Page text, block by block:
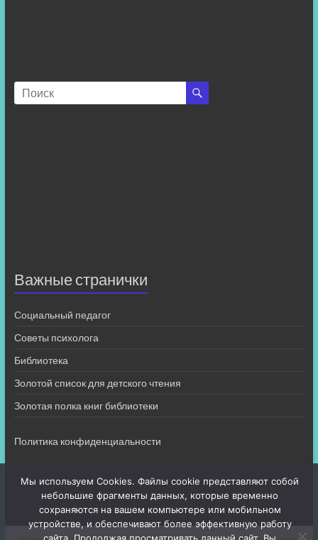
Важные странички
Социальный педагог
Советы психолога
Библиотека
Золотой список для детского чтения
Золотая полка книг библиотеки
Политика конфиденциальности
Мы используем Cookies. Файлы cookie представляют собой
небольшие фрагменты данных, которые временно
сохраняются на вашем компьютере или мобильном
устройстве, и обеспечивают более эффективную работу